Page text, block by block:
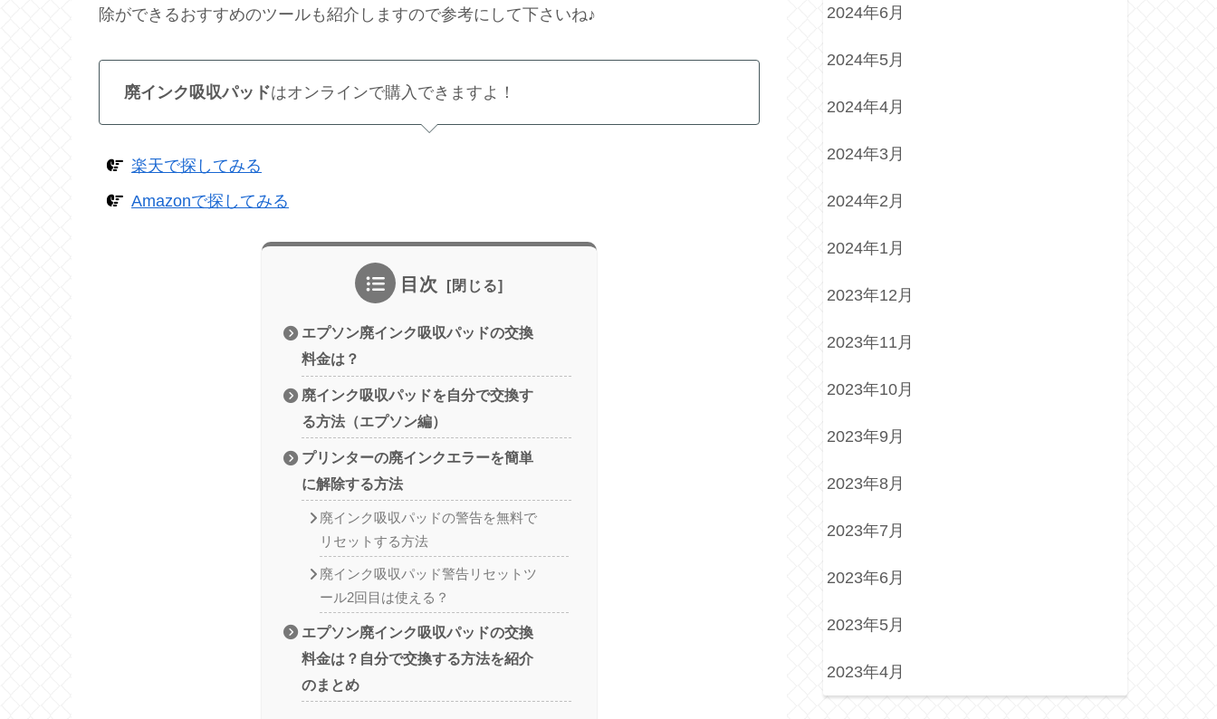
除ができるおすすめのツールも紹介しますので参考にして下さいね♪
廃インク吸収パッドはオンラインで購入できますよ！
楽天で探してみる
Amazonで探してみる
目次
エプソン廃インク吸収パッドの交換
料金は？
廃インク吸収パッドを自分で交換す
る方法（エプソン編）
プリンターの廃インクエラーを簡単
に解除する方法
廃インク吸収パッドの警告を無料で
リセットする方法
廃インク吸収パッド警告リセットツ
ール2回目は使える？
エプソン廃インク吸収パッドの交換
料金は？自分で交換する方法を紹介
のまとめ
2024年6月
2024年5月
2024年4月
2024年3月
2024年2月
2024年1月
2023年12月
2023年11月
2023年10月
2023年9月
2023年8月
2023年7月
2023年6月
2023年5月
2023年4月